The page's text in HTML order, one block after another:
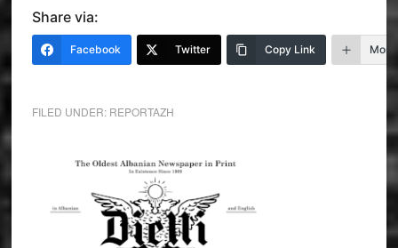
Share via:
Facebook Twitter Copy Link More
FILED UNDER: REPORTAZH